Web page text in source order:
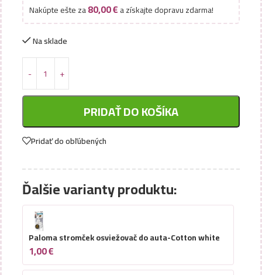
Nakúpte ešte za80,00€a získajte dopravu zdarma!
Na sklade
PRIDAŤ DO KOŠÍKA
Pridať do obľúbených
Ďalšie varianty produktu:
Paloma stromček osviežovač do auta-Cotton white
1,00€